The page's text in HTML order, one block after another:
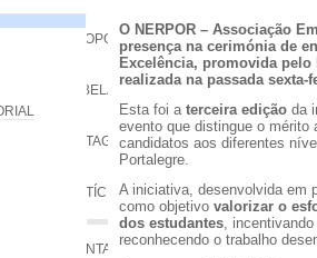
PROPOSTA
TABELA DE QUOTAS
LISTAGEM
NOTÍCIAS
CONTACTE-NOS
O NERPOR – Associação
presença na cerimónia de
Excelência, promovida
realizada na passada sexta-
Esta foi a terceira edição da
evento que distingue o mérito
candidatos aos diferentes
Portalegre.
A iniciativa, desenvolvida em
como objetivo valorizar o
dos estudantes,
reconhecendo o trabalho